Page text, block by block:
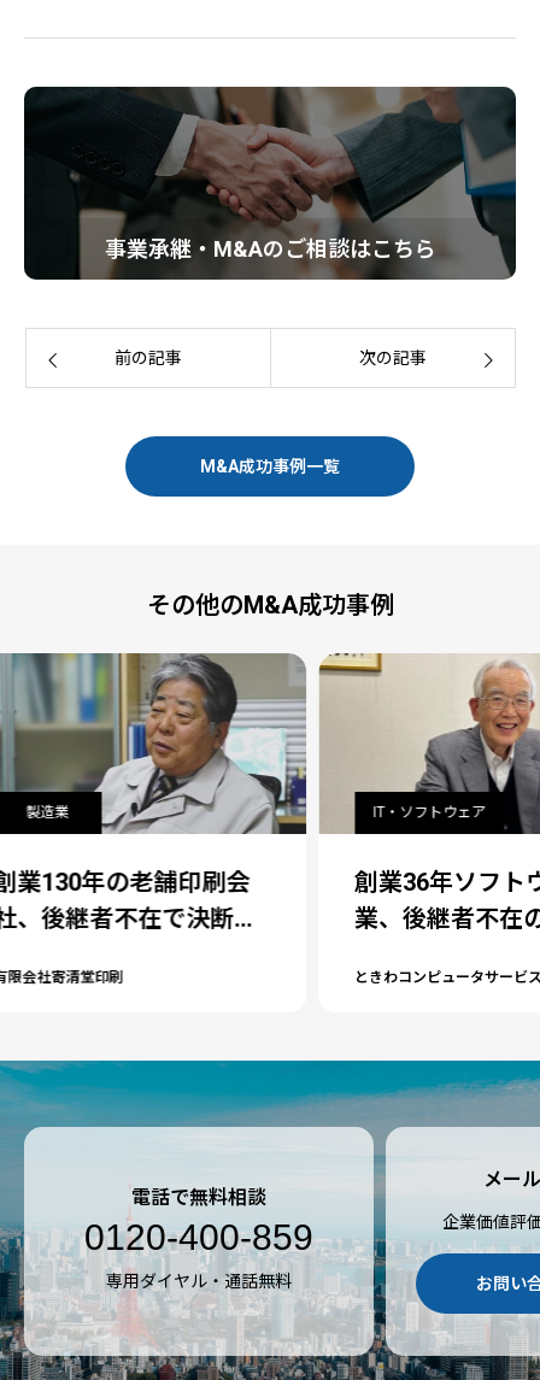
事業承継・M&Aのご相談はこちら
前の記事 次の記事
M&A成功事例一覧
その他のM&A成功事例
IT・ソフトウェア
創業36年ソフトウェア企
業、後継者不在のため80
ときわコンピュータサービス株式会社
食
北
社
株式会
電話で無料相談
0120-400-859
専用ダイヤル・通話無料
メー
企業価値評
お問い